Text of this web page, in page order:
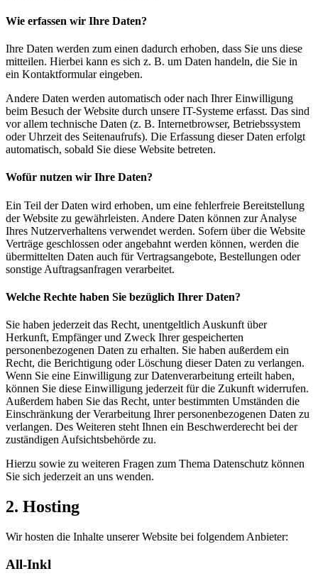
Wie erfassen wir Ihre Daten?
Ihre Daten werden zum einen dadurch erhoben, dass Sie uns diese
mitteilen. Hierbei kann es sich z. B. um Daten handeln, die Sie in
ein Kontaktformular eingeben.
Andere Daten werden automatisch oder nach Ihrer Einwilligung
beim Besuch der Website durch unsere IT-Systeme erfasst. Das sind
vor allem technische Daten (z. B. Internetbrowser, Betriebssystem
oder Uhrzeit des Seitenaufrufs). Die Erfassung dieser Daten erfolgt
automatisch, sobald Sie diese Website betreten.
Wofür nutzen wir Ihre Daten?
Ein Teil der Daten wird erhoben, um eine fehlerfreie Bereitstellung
der Website zu gewährleisten. Andere Daten können zur Analyse
Ihres Nutzerverhaltens verwendet werden. Sofern über die Website
Verträge geschlossen oder angebahnt werden können, werden die
übermittelten Daten auch für Vertragsangebote, Bestellungen oder
sonstige Auftragsanfragen verarbeitet.
Welche Rechte haben Sie bezüglich Ihrer Daten?
Sie haben jederzeit das Recht, unentgeltlich Auskunft über
Herkunft, Empfänger und Zweck Ihrer gespeicherten
personenbezogenen Daten zu erhalten. Sie haben außerdem ein
Recht, die Berichtigung oder Löschung dieser Daten zu verlangen.
Wenn Sie eine Einwilligung zur Datenverarbeitung erteilt haben,
können Sie diese Einwilligung jederzeit für die Zukunft widerrufen.
Außerdem haben Sie das Recht, unter bestimmten Umständen die
Einschränkung der Verarbeitung Ihrer personenbezogenen Daten zu
verlangen. Des Weiteren steht Ihnen ein Beschwerderecht bei der
zuständigen Aufsichtsbehörde zu.
Hierzu sowie zu weiteren Fragen zum Thema Datenschutz können
Sie sich jederzeit an uns wenden.
2. Hosting
Wir hosten die Inhalte unserer Website bei folgendem Anbieter:
All-Inkl